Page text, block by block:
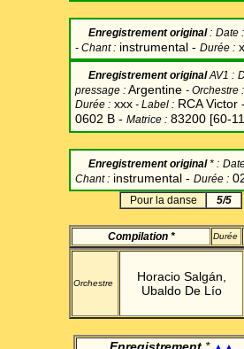
Enregistrement original: Date :
- Chant: instrumental - Durée :
Enregistrement originalAV1 :
pressage : Argentine - Orchestre :
Durée : xxx - Label : RCA Victor -
0602 B - Matrice : 83200 [60-
Enregistrement original* :
Chant: instrumental - Durée :
Pour la danse 5/5
Compilation * Durée
Orchestre
Horacio Salgán,
Ubaldo De Lío